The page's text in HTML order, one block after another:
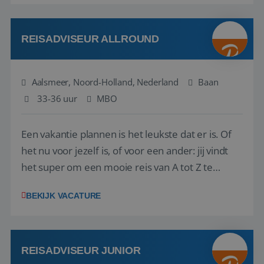
klanten te overtuigen om die droomreis te
boeken! ...
REISADVISEUR ALLROUND
Aalsmeer, Noord-Holland, Nederland
Baan
33-36 uur
MBO
Een vakantie plannen is het leukste dat er is. Of
het nu voor jezelf is, of voor een ander: jij vindt
het super om een mooie reis van A tot Z te
vakantiegangers de meest prachtige plekjes op
werken: of het nu gaat om vragen ...
BEKIJK VACATURE
REISADVISEUR JUNIOR